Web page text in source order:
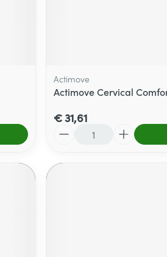
Actimove
Actimove Cervical
€ 31,61